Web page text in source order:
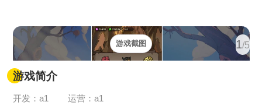
1/5
游戏截图
游戏简介
开发：a1 运营：a1